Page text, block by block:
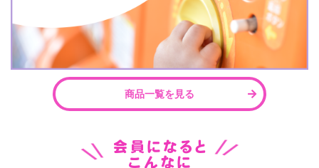
商品一覧を見る